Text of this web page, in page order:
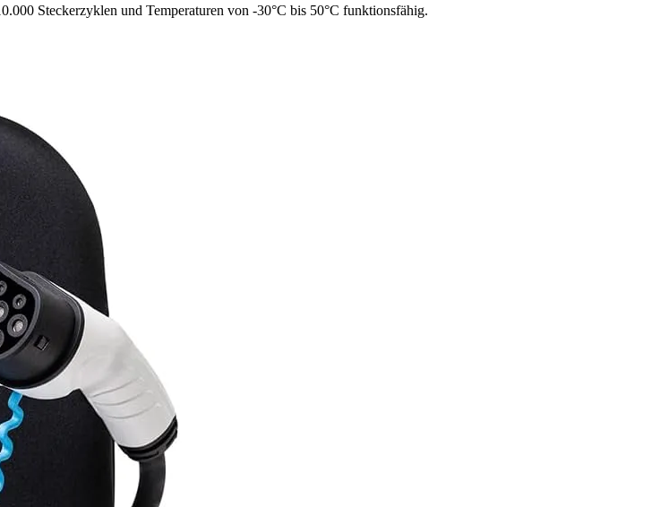
Steckerzyklen und Temperaturen von -30°C bis 50°C funktionsfähig.